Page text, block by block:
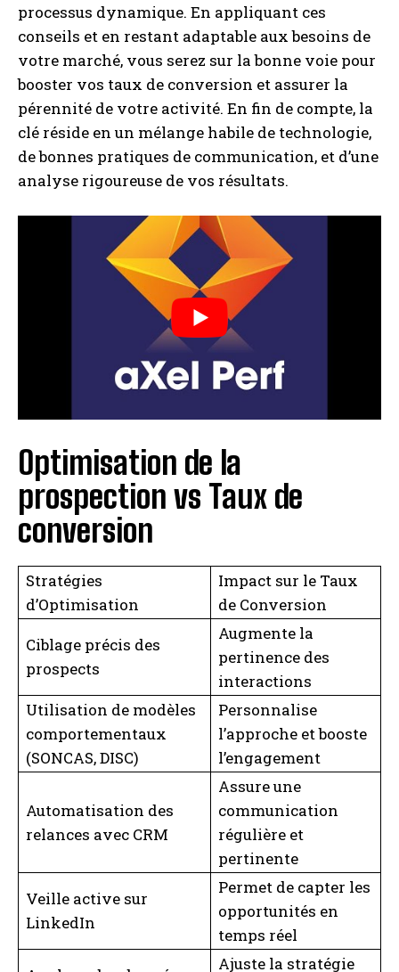
processus dynamique. En appliquant ces
conseils et en restant adaptable aux besoins de
votre marché, vous serez sur la bonne voie pour
booster vos taux de conversion et assurer la
pérennité de votre activité. En fin de compte, la
clé réside en un mélange habile de technologie,
de bonnes pratiques de communication, et d’une
analyse rigoureuse de vos résultats.
Optimisation de la
prospection vs Taux de
conversion
Stratégies
d’Optimisation
Impact sur le Taux
de Conversion
Ciblage précis des
prospects
Augmente la
pertinence des
interactions
Utilisation de modèles
comportementaux
(SONCAS, DISC)
Personnalise
l’approche et booste
l’engagement
Automatisation des
relances avec CRM
Assure une
communication
régulière et
pertinente
Veille active sur
LinkedIn
Permet de capter les
opportunités en
temps réel
Ajuste la stratégie